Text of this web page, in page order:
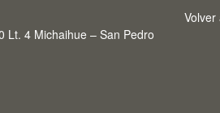
Lt. 4 Michaihue – San Pedro
Volver